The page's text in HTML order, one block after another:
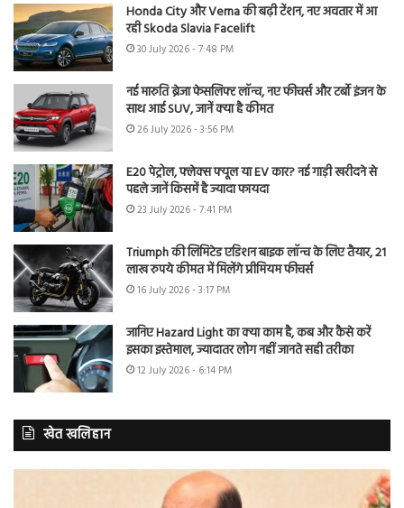
Honda City और Verna की बढ़ी टेंशन, नए अवतार में आ
रही Skoda Slavia Facelift
30 July 2026 - 7:48 PM
नई मारुति ब्रेजा फेसलिफ्ट लॉन्च, नए फीचर्स और टर्बो इंजन के
साथ आई SUV, जानें क्या है कीमत
26 July 2026 - 3:56 PM
E20 पेट्रोल, फ्लेक्स फ्यूल या EV कार? नई गाड़ी खरीदने से
पहले जानें किसमें है ज्यादा फायदा
23 July 2026 - 7:41 PM
Triumph की लिमिटेड एडिशन बाइक लॉन्च के लिए तैयार, 21
लाख रुपये कीमत में मिलेंगे प्रीमियम फीचर्स
16 July 2026 - 3:17 PM
जानिए Hazard Light का क्या काम है, कब और कैसे करें
इसका इस्तेमाल, ज्यादातर लोग नहीं जानते सही तरीका
12 July 2026 - 6:14 PM
खेत खलिहान